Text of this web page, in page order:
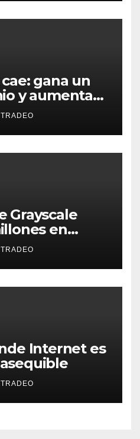
gana un
y aumenta
no
TRADEO
Grayscale
en
pérdidas
TRADEO
Internet es
TRADEO